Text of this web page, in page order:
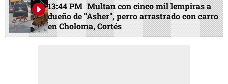
13:44 PM Multan con cinco mil lempiras a
dueño de "Asher", perro arrastrado con carro
en Choloma, Cortés